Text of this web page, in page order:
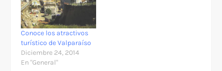
Conoce los atractivos
turístico de Valparaíso
Diciembre 24, 2014
En "General"